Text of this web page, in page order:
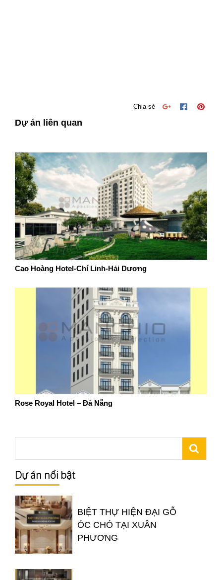
Chia sẻ
Dự án liên quan
Cao Hoàng Hotel-Chí Linh-Hải Dương
Rose Royal Hotel – Đà Nẵng
Dự án nổi bật
BIỆT THỰ HIỆN ĐẠI GỖ
ÓC CHÓ TẠI XUÂN
PHƯƠNG